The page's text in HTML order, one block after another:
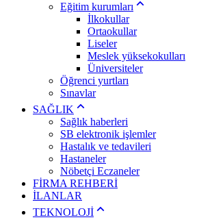
Eğitim kurumları
İlkokullar
Ortaokullar
Liseler
Meslek yüksekokulları
Üniversiteler
Öğrenci yurtları
Sınavlar
SAĞLIK
Sağlık haberleri
SB elektronik işlemler
Hastalık ve tedavileri
Hastaneler
Nöbetçi Eczaneler
FİRMA REHBERİ
İLANLAR
TEKNOLOJİ